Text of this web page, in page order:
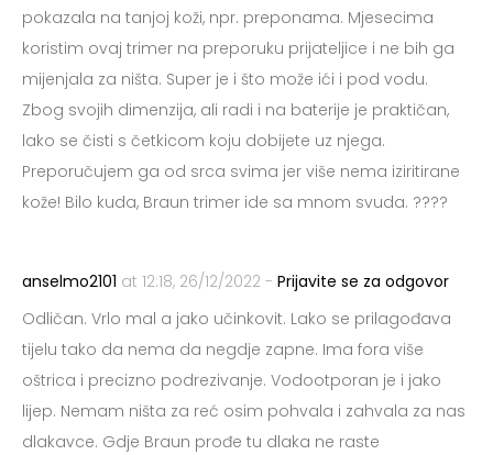
pokazala na tanjoj koži, npr. preponama. Mjesecima
koristim ovaj trimer na preporuku prijateljice i ne bih ga
mijenjala za ništa. Super je i što može ići i pod vodu.
Zbog svojih dimenzija, ali radi i na baterije je praktičan,
lako se čisti s četkicom koju dobijete uz njega.
Preporučujem ga od srca svima jer više nema iziritirane
kože! Bilo kuda, Braun trimer ide sa mnom svuda. ????
anselmo2101 at 12:18, 26/12/2022 - Prijavite se za odgovor
Odličan. Vrlo mal a jako učinkovit. Lako se prilagođava
tijelu tako da nema da negdje zapne. Ima fora više
oštrica i precizno podrezivanje. Vodootporan je i jako
lijep. Nemam ništa za reć osim pohvala i zahvala za nas
dlakavce. Gdje Braun prođe tu dlaka ne raste